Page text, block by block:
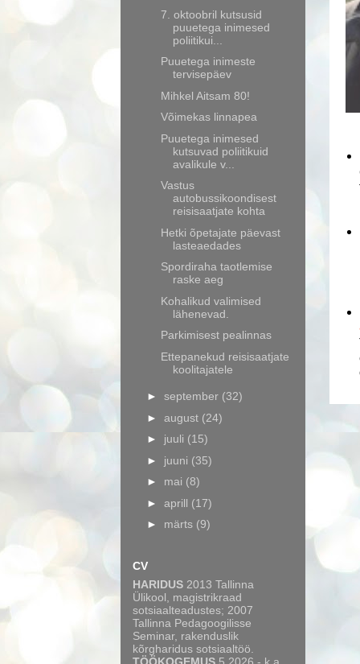
7. oktoobril kutsusid
puuetega inimesed
poliitikui...
Puuetega inimeste
tervisepäev
Mihkel Aitsam 80!
Võimekas linnapea
Puuetega inimesed
kutsuvad poliitikuid
avalikule v...
Vastus
autobussikoondisest
reisisaatjate kohta
Hetki õpetajate päevast
lasteaedades
Spordiraha taotlemise
raske aeg
Kohalikud valimised
lähenevad.
Parkimisest pealinnas
Ettepanekud reisisaatjate
koolitajatele
► september (32)
► august (24)
► juuli (15)
► juuni (35)
► mai (8)
► aprill (17)
► märts (9)
CV
HARIDUS 2013 Tallinna
Ülikool, magistrikraad
sotsiaalteadustes; 2007
Tallinna Pedagoogilisse
Seminar, rakenduslik
kõrgharidus sotsiaaltöö.